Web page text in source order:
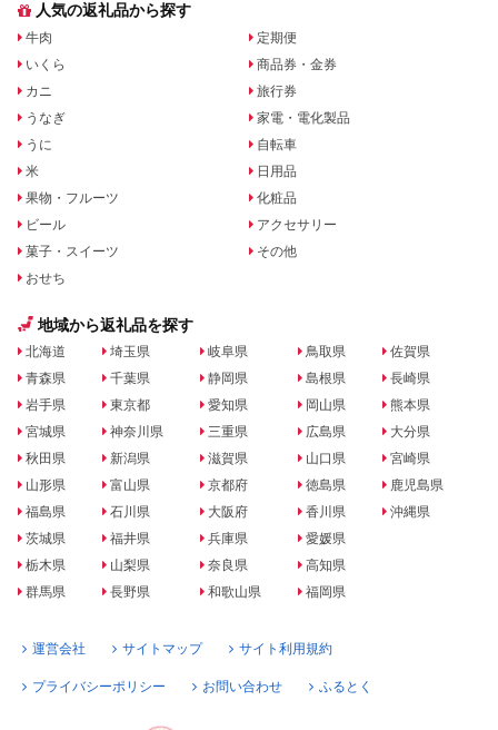
人気の返礼品から探す
牛肉
いくら
カニ
うなぎ
うに
米
果物・フルーツ
ビール
菓子・スイーツ
おせち
定期便
商品券・金券
旅行券
家電・電化製品
自転車
日用品
化粧品
アクセサリー
その他
地域から返礼品を探す
北海道
青森県
岩手県
宮城県
秋田県
山形県
福島県
茨城県
栃木県
群馬県
埼玉県
千葉県
東京都
神奈川県
新潟県
富山県
石川県
福井県
山梨県
長野県
岐阜県
静岡県
愛知県
三重県
滋賀県
京都府
大阪府
兵庫県
奈良県
和歌山県
鳥取県
島根県
岡山県
広島県
山口県
徳島県
香川県
愛媛県
高知県
福岡県
佐賀県
長崎県
熊本県
大分県
宮崎県
鹿児島県
沖縄県
運営会社 サイトマップ サイト利用規約
プライバシーポリシー お問い合わせ ふるとく